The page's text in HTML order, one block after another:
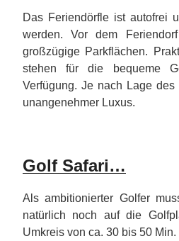
Das Feriendörfle ist autofrei
werden. Vor dem
großzügige Parkflächen.
stehen für die bequeme
Verfügung. Je nach Lage
unangenehmer Luxus.
Golf Safari…
Als ambitionierter Golfer
natürlich noch auf die
Umkreis von ca. 30 bis 50